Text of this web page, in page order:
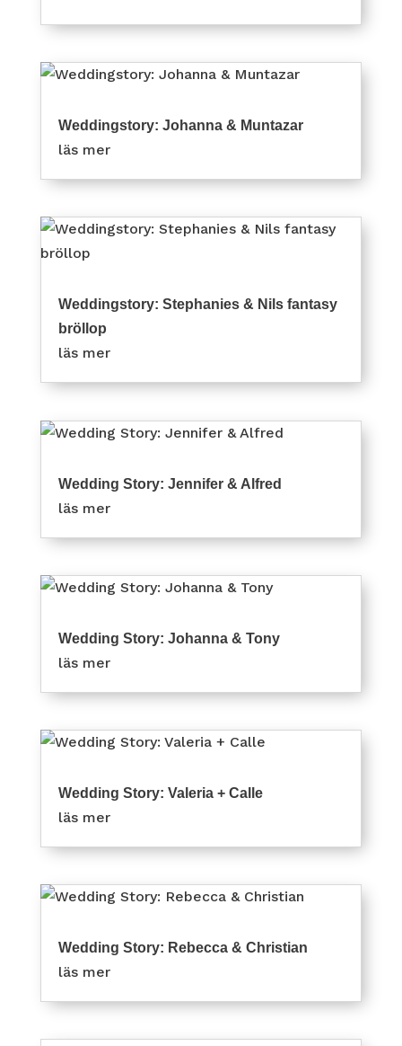
Weddingstory: Johanna & Muntazar
läs mer
Weddingstory: Stephanies & Nils fantasy
bröllop
läs mer
Wedding Story: Jennifer & Alfred
läs mer
Wedding Story: Johanna & Tony
läs mer
Wedding Story: Valeria + Calle
läs mer
Wedding Story: Rebecca & Christian
läs mer